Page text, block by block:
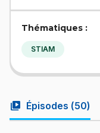
Thématiques :
STIAM
video_library Épisodes (50)